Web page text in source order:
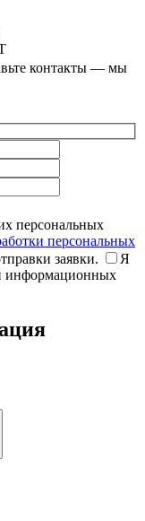
контакты — мы
персональных
персональных
заявки.
Я
информационных